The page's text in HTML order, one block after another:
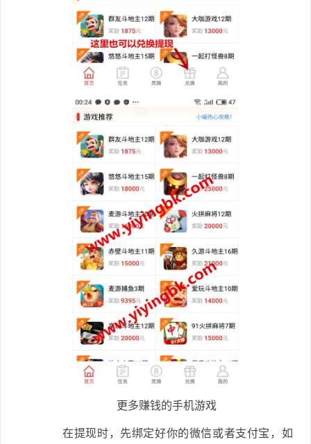
更多赚钱的手机游戏
在提现时，先绑定好你的微信或者支付宝，如